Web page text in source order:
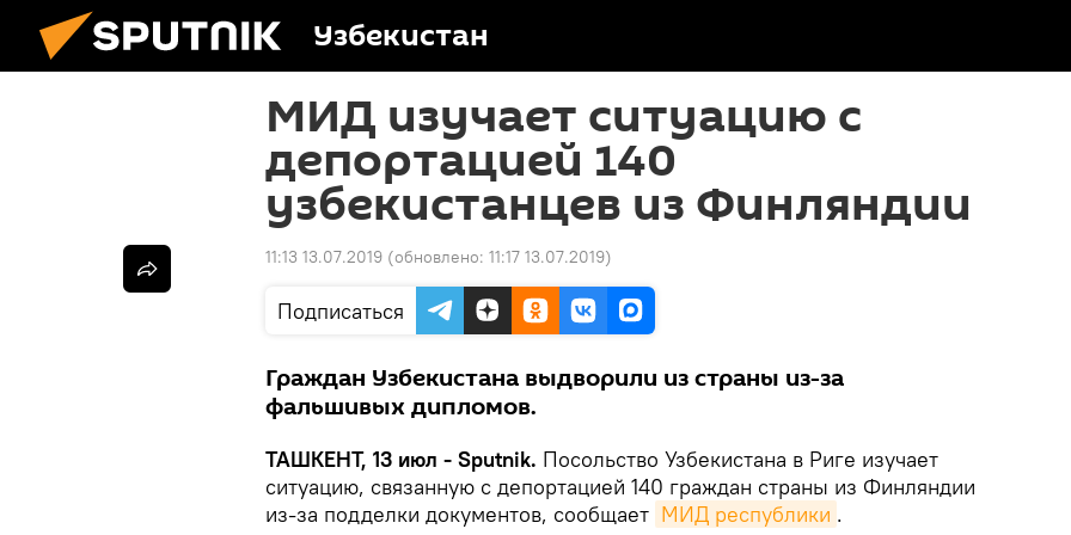
Узбекистан
МИД изучает ситуацию с
депортацией 140
узбекистанцев из Финляндии
11:13 13.07.2019 (обновлено: 11:17 13.07.2019)
Подписаться
Граждан Узбекистана выдворили из страны из-за
фальшивых дипломов.
ТАШКЕНТ, 13 июл - Sputnik. Посольство Узбекистана в Риге изучает
ситуацию, связанную с депортацией 140 граждан страны из Финляндии
из-за подделки документов, сообщает МИД республики .